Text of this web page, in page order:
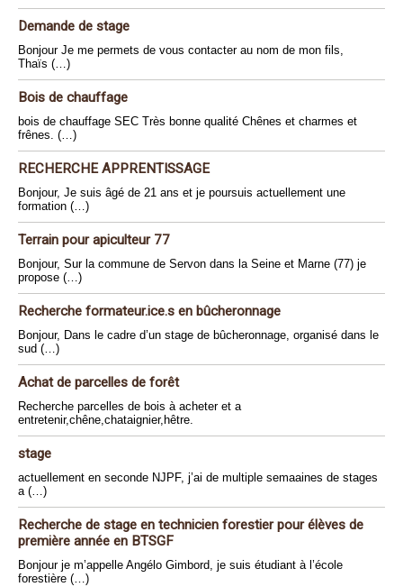
Demande de stage
Bonjour Je me permets de vous contacter au nom de mon fils,
Thaïs (…)
Bois de chauffage
bois de chauffage SEC Très bonne qualité Chênes et charmes et
frênes. (…)
RECHERCHE APPRENTISSAGE
Bonjour, Je suis âgé de 21 ans et je poursuis actuellement une
formation (…)
Terrain pour apiculteur 77
Bonjour, Sur la commune de Servon dans la Seine et Marne (77) je
propose (…)
Recherche formateur.ice.s en bûcheronnage
Bonjour, Dans le cadre d’un stage de bûcheronnage, organisé dans le
sud (…)
Achat de parcelles de forêt
Recherche parcelles de bois à acheter et a
entretenir,chêne,chataignier,hêtre.
stage
actuellement en seconde NJPF, j’ai de multiple semaaines de stages
a (…)
Recherche de stage en technicien forestier pour élèves de
première année en BTSGF
Bonjour je m’appelle Angélo Gimbord, je suis étudiant à l’école
forestière (…)